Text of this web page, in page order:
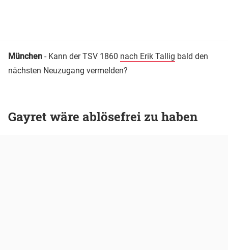
München - Kann der TSV 1860 nach Erik Tallig bald den
nächsten Neuzugang vermelden?
Gayret wäre ablösefrei zu haben